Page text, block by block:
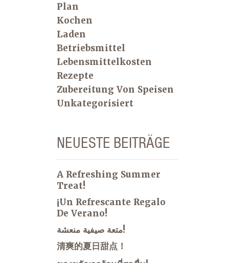
Plan
Kochen
Laden
Betriebsmittel
Lebensmittelkosten
Rezepte
Zubereitung Von Speisen
Unkategorisiert
NEUESTE BEITRÄGE
A Refreshing Summer
Treat!
¡Un Refrescante Regalo
De Verano!
متعة صيفية منعشة!
清爽的夏日甜点！